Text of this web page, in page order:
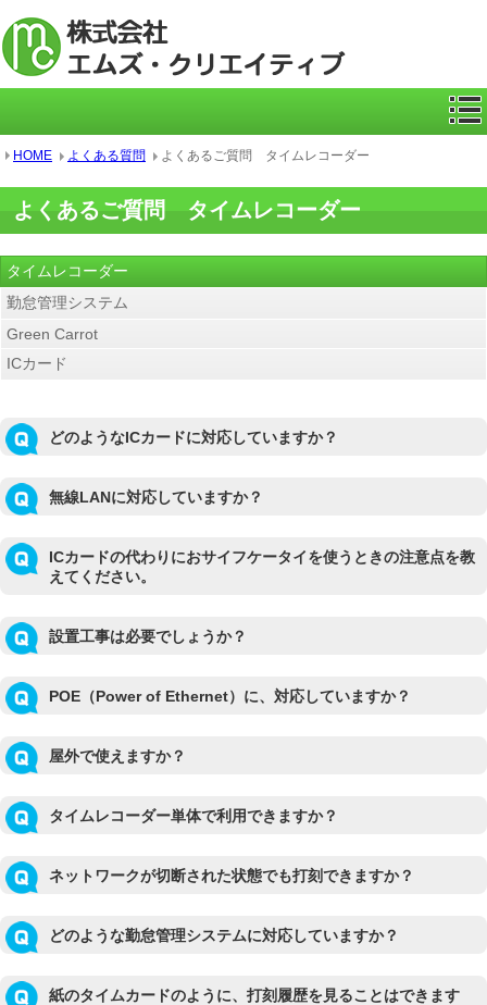
HOME よくある質問 よくあるご質問 タイムレコーダー
よくあるご質問 タイムレコーダー
タイムレコーダー
勤怠管理システム
Green Carrot
ICカード
どのようなICカードに対応していますか？
無線LANに対応していますか？
ICカードの代わりにおサイフケータイを使うときの注意点を教
えてください。
設置工事は必要でしょうか？
POE（Power of Ethernet）に、対応していますか？
屋外で使えますか？
タイムレコーダー単体で利用できますか？
ネットワークが切断された状態でも打刻できますか？
どのような勤怠管理システムに対応していますか？
紙のタイムカードのように、打刻履歴を見ることはできます